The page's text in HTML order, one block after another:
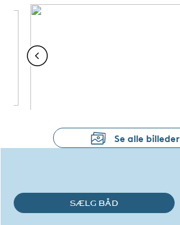
Se alle billeder
SÆLG BÅD